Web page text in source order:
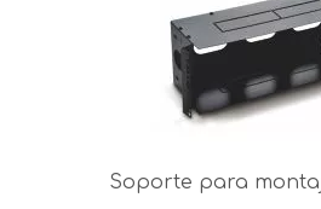
Soporte para